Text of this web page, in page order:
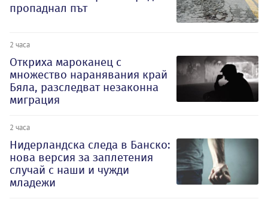
пропаднал път
2 часа
Откриха мароканец с
множество наранявания край
Бяла, разследват незаконна
миграция
2 часа
Нидерландска следа в Банско:
нова версия за заплетения
случай с наши и чужди
младежи